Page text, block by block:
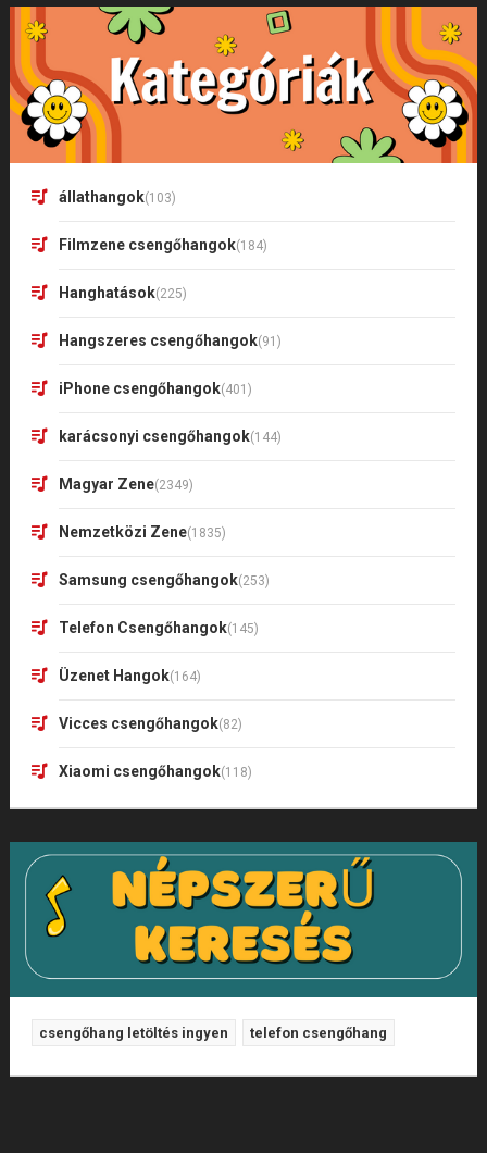
állathangok(103)
Filmzene csengőhangok(184)
Hanghatások(225)
Hangszeres csengőhangok(91)
iPhone csengőhangok(401)
karácsonyi csengőhangok(144)
Magyar Zene(2349)
Nemzetközi Zene(1835)
Samsung csengőhangok(253)
Telefon Csengőhangok(145)
Üzenet Hangok(164)
Vicces csengőhangok(82)
Xiaomi csengőhangok(118)
csengőhang letöltés ingyen telefon csengőhang